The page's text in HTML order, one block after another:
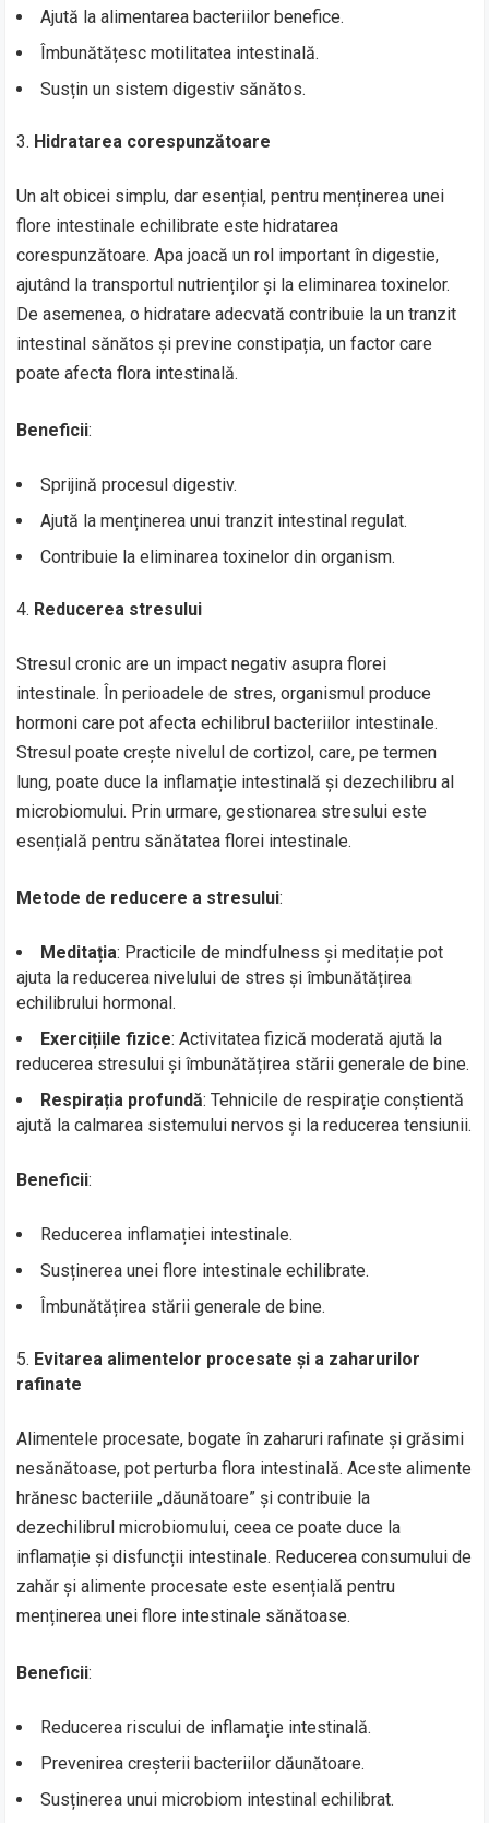
Ajută la alimentarea bacteriilor benefice.
Îmbunătățesc motilitatea intestinală.
Susțin un sistem digestiv sănătos.
Hidratarea corespunzătoare
Un alt obicei simplu, dar esențial, pentru menținerea unei
flore intestinale echilibrate este hidratarea
corespunzătoare. Apa joacă un rol important în digestie,
ajutând la transportul nutrienților și la eliminarea toxinelor.
De asemenea, o hidratare adecvată contribuie la un tranzit
intestinal sănătos și previne constipația, un factor care
poate afecta flora intestinală.
Beneficii:
Sprijină procesul digestiv.
Ajută la menținerea unui tranzit intestinal regulat.
Contribuie la eliminarea toxinelor din organism.
Reducerea stresului
Stresul cronic are un impact negativ asupra florei
intestinale. În perioadele de stres, organismul produce
hormoni care pot afecta echilibrul bacteriilor intestinale.
Stresul poate crește nivelul de cortizol, care, pe termen
lung, poate duce la inflamație intestinală și dezechilibru al
microbiomului. Prin urmare, gestionarea stresului este
esențială pentru sănătatea florei intestinale.
Metode de reducere a stresului:
Meditația: Practicile de mindfulness și meditație pot
ajuta la reducerea nivelului de stres și îmbunătățirea
echilibrului hormonal.
Exercițiile fizice: Activitatea fizică moderată ajută la
reducerea stresului și îmbunătățirea stării generale de bine.
Respirația profundă: Tehnicile de respirație conștientă
ajută la calmarea sistemului nervos și la reducerea tensiunii.
Beneficii:
Reducerea inflamației intestinale.
Susținerea unei flore intestinale echilibrate.
Îmbunătățirea stării generale de bine.
Evitarea alimentelor procesate și a zaharurilor
rafinate
Alimentele procesate, bogate în zaharuri rafinate și grăsimi
nesănătoase, pot perturba flora intestinală. Aceste alimente
hrănesc bacteriile „dăunătoare” și contribuie la
dezechilibrul microbiomului, ceea ce poate duce la
inflamație și disfuncții intestinale. Reducerea consumului de
zahăr și alimente procesate este esențială pentru
menținerea unei flore intestinale sănătoase.
Beneficii:
Reducerea riscului de inflamație intestinală.
Prevenirea creșterii bacteriilor dăunătoare.
Susținerea unui microbiom intestinal echilibrat.